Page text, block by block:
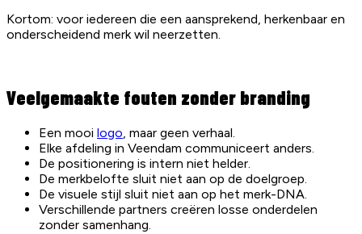
Kortom: voor iedereen die een aansprekend, herkenbaar en
onderscheidend merk wil neerzetten.
Veelgemaakte fouten zonder branding
Een mooi logo, maar geen verhaal.
Elke afdeling in Veendam communiceert anders.
De positionering is intern niet helder.
De merkbelofte sluit niet aan op de doelgroep.
De visuele stijl sluit niet aan op het merk-DNA.
Verschillende partners creëren losse onderdelen
zonder samenhang.